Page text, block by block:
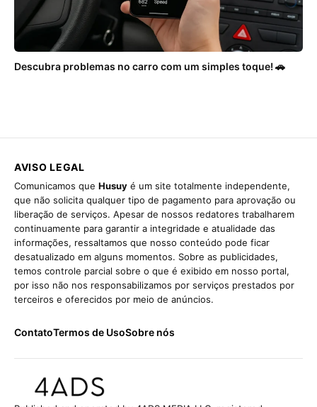
Descubra problemas no carro com um simples toque! 🚗
AVISO LEGAL
Comunicamos que Husuy é um site totalmente independente,
que não solicita qualquer tipo de pagamento para aprovação ou
liberação de serviços. Apesar de nossos redatores trabalharem
continuamente para garantir a integridade e atualidade das
informações, ressaltamos que nosso conteúdo pode ficar
desatualizado em alguns momentos. Sobre as publicidades,
temos controle parcial sobre o que é exibido em nosso portal,
por isso não nos responsabilizamos por serviços prestados por
terceiros e oferecidos por meio de anúncios.
ContatoTermos de UsoSobre nós